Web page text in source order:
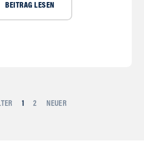
BEITRAG LESEN
1 2 NEUER